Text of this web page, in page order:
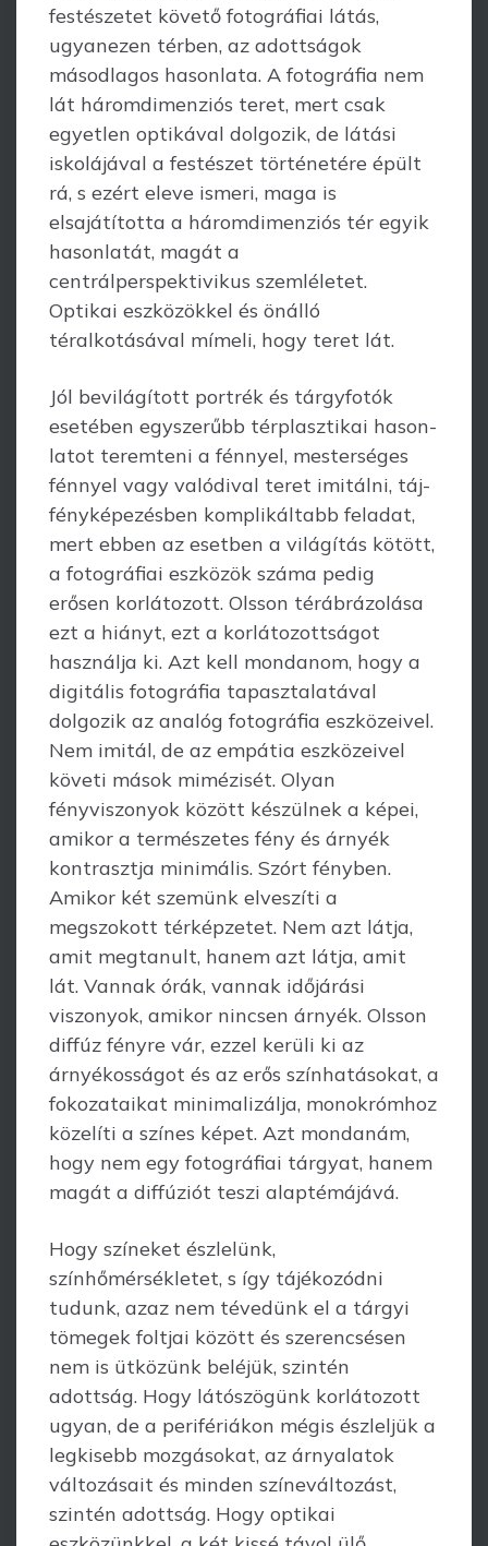
festészetet követő fotográfiai látás,
ugyanezen térben, az adottságok
másodlagos hasonlata. A fotográ­fia nem
lát háromdimenziós teret, mert csak
egyetlen optikával dolgozik, de látási
iskolájával a festészet történetére épült
rá, s ezért eleve ismeri, maga is
elsajátította a háromdimenziós tér egyik
hasonlatát, magát a
centrálperspektivikus szemléletet.
Optikai eszközökkel és önálló
téralkotásával mímeli, hogy teret lát.
Jól bevilágított portrék és tárgyfotók
esetében egyszerűbb térplasztikai hason­
latot teremteni a fénnyel, mesterséges
fénnyel vagy valódival teret imitálni, táj­
fényképezésben komplikáltabb feladat,
mert ebben az esetben a világítás kötött,
a fotográfiai eszközök száma pedig
erősen korlátozott. Olsson térábrázolása
ezt a hiányt, ezt a korlátozottságot
használja ki. Azt kell mondanom, hogy a
digitális fotográfia tapasztalatával
dolgozik az analóg fotográfia eszközeivel.
Nem imitál, de az empátia eszközeivel
követi mások mimézisét. Olyan
fényviszonyok között készülnek a képei,
amikor a természetes fény és árnyék
kontrasztja minimális. Szórt fényben.
Amikor két szemünk elveszíti a
megszokott térképzetet. Nem azt látja,
amit megtanult, hanem azt látja, amit
lát. Vannak órák, vannak időjárási
viszonyok, amikor nincsen árnyék. Olsson
diffúz fényre vár, ezzel kerüli ki az
árnyékosságot és az erős színhatásokat, a
fokozataikat minimalizálja, monokrómhoz
közelíti a színes képet. Azt mondanám,
hogy nem egy fotográfiai tárgyat, hanem
magát a diffúziót teszi alaptémájává.
Hogy színeket észlelünk,
színhőmérsékletet, s így tájékozódni
tudunk, azaz nem tévedünk el a tárgyi
tömegek foltjai között és szerencsésen
nem is ütközünk beléjük, szintén
adottság. Hogy látószögünk korlátozott
ugyan, de a perifériákon mégis észleljük a
legkisebb mozgásokat, az árnyalatok
változásait és minden színeváltozást,
szintén adottság. Hogy optikai